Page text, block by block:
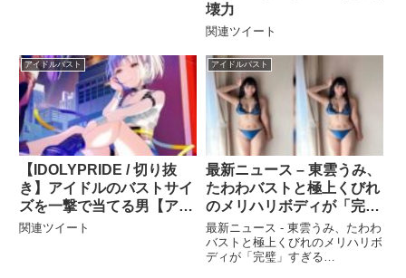
壊力
関連ツイート
アイドルバスト
【IDOLYPRIDE / 切り抜
き】アイドルのバストサイ
ズを一撃で当てる男【アイ
プラ】
関連ツイート
アイドルバスト
最新ニュース – 東雲うみ、
たわわバストと極上くびれ
のメリハリボディが「完
璧」すぎる
最新ニュース - 東雲うみ、たわわ
バストと極上くびれのメリハリボ
ディが「完璧」すぎる